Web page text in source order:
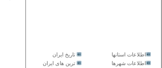
تاریخ ایران
اطلاعات استانها
ترین های ایران
اطلاعات شهرها